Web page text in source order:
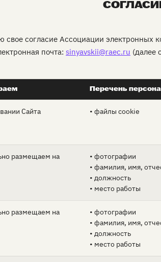
свое согласие Ассоциации
почта: sinyavskii@raec.ru (далее
Перечень
Сайта • файлы cookie
размещаем на
• фотографии
• фамилия, имя,
• должность
• место работы
размещаем на
• фотографии
• фамилия, имя,
• должность
• место работы